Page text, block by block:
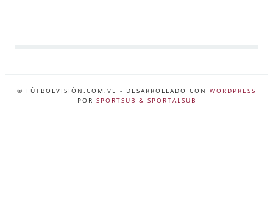
© FÚTBOLVISIÓN.COM.VE - DESARROLLADO CON WORDPRESS
POR SPORTSUB & SPORTALSUB